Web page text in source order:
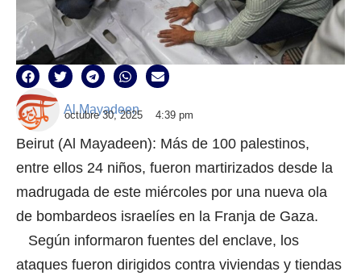
Al Mayadeen
octubre 30, 2025 4:39 pm
Beirut (Al Mayadeen): Más de 100 palestinos,
entre ellos 24 niños, fueron martirizados desde la
madrugada de este miércoles por una nueva ola
de bombardeos israelíes en la Franja de Gaza.
Según informaron fuentes del enclave, los
ataques fueron dirigidos contra viviendas y tiendas